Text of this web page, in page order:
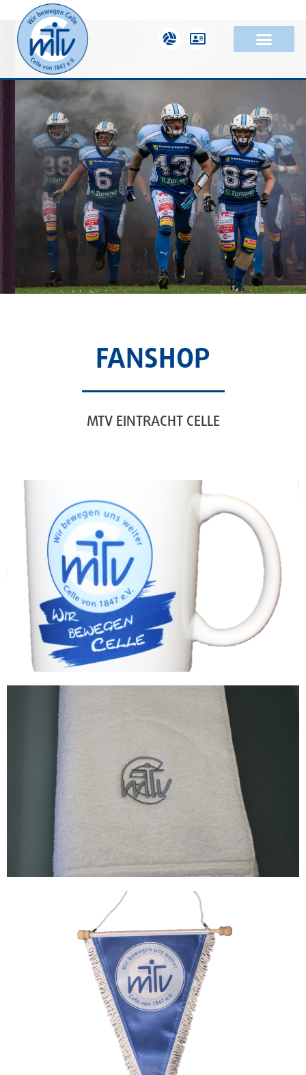
FANSHOP
MTV EINTRACHT CELLE
MTV EINTRACHT TASSE
5,00€
MTV EINTRACHT HANDTUCH
15,00€
MTV EINTRACHT WIMPEL
15,00€